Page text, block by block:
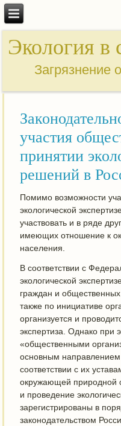
Экология в
Загрязнение
участия
принятии
решений в
Помимо возможности
экологической
участвовать и в ряде
имеющих отношение к
населения.
В соответствии с
экологической
граждан и
также по инициативе
организуется и
экспертиза. Однако при
«общественными
основным направлением
соответствии с их
окружающей природной
и проведение
зарегистрированы в
законодательством